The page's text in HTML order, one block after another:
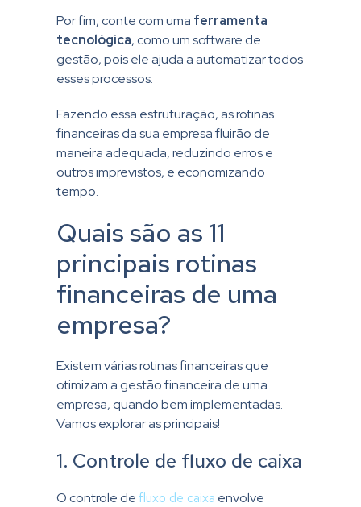
Por fim, conte com uma ferramenta
tecnológica, como um software de
gestão, pois ele ajuda a automatizar todos
esses processos.
Fazendo essa estruturação, as rotinas
financeiras da sua empresa fluirão de
maneira adequada, reduzindo erros e
outros imprevistos, e economizando
tempo.
Quais são as 11
principais rotinas
financeiras de uma
empresa?
Existem várias rotinas financeiras que
otimizam a gestão financeira de uma
empresa, quando bem implementadas.
Vamos explorar as principais!
1. Controle de fluxo de caixa
O controle defluxo de caixa envolve